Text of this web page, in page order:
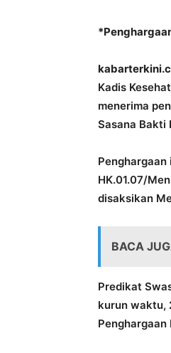
Kadis
menerima
Sasana Bakti
HK.01.07/
disaksikan
BACA
Predikat
kurun waktu,